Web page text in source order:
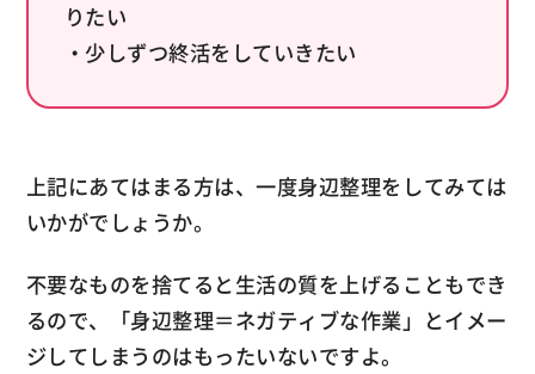
りたい
・少しずつ終活をしていきたい
上記にあてはまる方は、一度身辺整理をしてみては
いかがでしょうか。
不要なものを捨てると生活の質を上げることもでき
るので、「身辺整理＝ネガティブな作業」とイメー
ジしてしまうのはもったいないですよ。